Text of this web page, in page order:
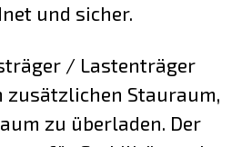
und sicher.
/ Lastenträger
zusätzlichen Stauraum,
zu überladen. Der